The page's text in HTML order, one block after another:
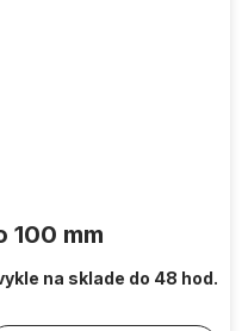
100 mm
na sklade do 48 hod.